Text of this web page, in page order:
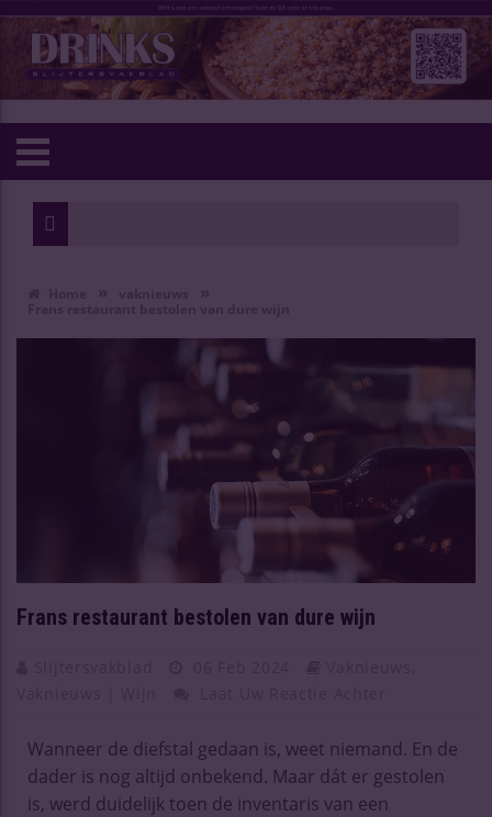
Frans restaurant bestolen van dure wijn
Wanneer de diefstal gedaan is, weet niemand. En de
dader is nog altijd onbekend. Maar dát er gestolen
is, werd duidelijk toen de inventaris van een